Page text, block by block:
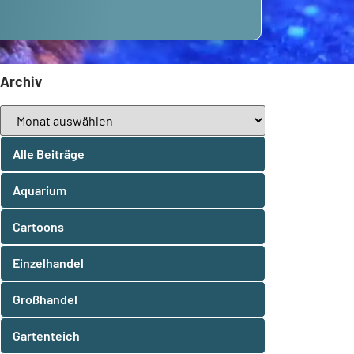
Archiv
Alle Beiträge
Aquarium
Cartoons
Einzelhandel
Großhandel
Gartenteich